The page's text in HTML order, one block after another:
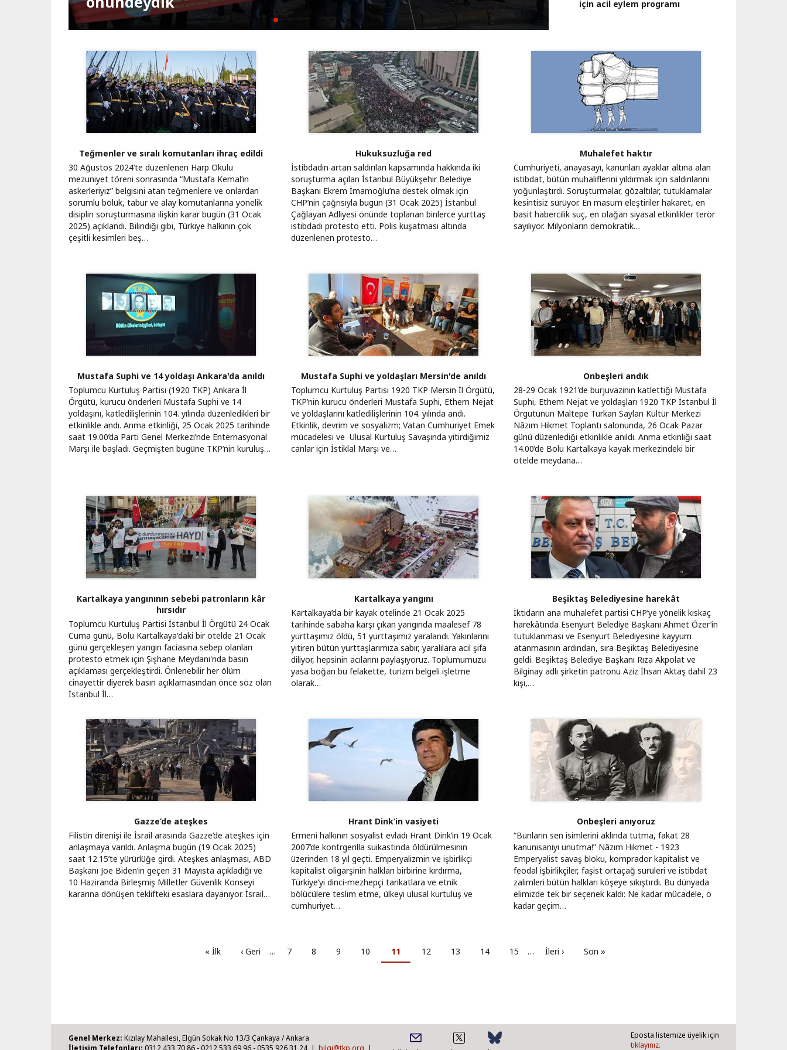
için acil eylem programı
Teğmenler ve sıralı komutanları ihraç edildi
30 Ağustos 2024’te düzenlenen Harp Okulu
mezuniyet töreni sonrasında “Mustafa Kemal’in
askerleriyiz” belgisini atan teğmenlere ve onlardan
sorumlu bölük, tabur ve alay komutanlarına yönelik
disiplin soruşturmasına ilişkin karar bugün (31 Ocak
2025) açıklandı. Bilindiği gibi, Türkiye halkının çok
çeşitli kesimleri beş…
Hukuksuzluğa red
İstibdadın artan saldırıları kapsamında hakkında iki
soruşturma açılan İstanbul Büyükşehir Belediye
Başkanı Ekrem İmamoğlu’na destek olmak için
CHP’nin çağrısıyla bugün (31 Ocak 2025) İstanbul
Çağlayan Adliyesi önünde toplanan binlerce yurttaş
istibdadı protesto etti. Polis kuşatması altında
düzenlenen protesto…
Muhalefet haktır
Cumhuriyeti, anayasayı, kanunları ayaklar altına alan
istibdat, bütün muhaliflerini yıldırmak için saldırılarını
yoğunlaştırdı. Soruşturmalar, gözaltılar, tutuklamalar
kesintisiz sürüyor. En masum eleştiriler hakaret, en
basit habercilik suç, en olağan siyasal etkinlikler terör
sayılıyor. Milyonların demokratik…
Mustafa Suphi ve 14 yoldaşı Ankara'da anıldı
Toplumcu Kurtuluş Partisi (1920 TKP) Ankara İl
Örgütü, kurucu önderleri Mustafa Suphi ve 14
yoldaşını, katledilişlerinin 104. yılında düzenledikleri bir
etkinlikle andı. Anma etkinliği, 25 Ocak 2025 tarihinde
saat 19.00’da Parti Genel Merkezi’nde Enternasyonal
Marşı ile başladı. Geçmişten bugüne TKP’nin kuruluş…
Mustafa Suphi ve yoldaşları Mersin'de anıldı
Toplumcu Kurtuluş Partisi 1920 TKP Mersin İl Örgütü,
TKP’nin kurucu önderleri Mustafa Suphi, Ethem Nejat
ve yoldaşlarını katledilişlerinin 104. yılında andı.
Etkinlik, devrim ve sosyalizm; Vatan Cumhuriyet Emek
mücadelesi ve Ulusal Kurtuluş Savaşında yitirdiğimiz
canlar için İstiklal Marşı ve…
Onbeşleri andık
28-29 Ocak 1921’de burjuvazinin katlettiği Mustafa
Suphi, Ethem Nejat ve yoldaşları 1920 TKP İstanbul İl
Örgütünün Maltepe Türkan Saylan Kültür Merkezi
Nâzım Hikmet Toplantı salonunda, 26 Ocak Pazar
günü düzenlediği etkinlikle anıldı. Anma etkinliği saat
14.00’de Bolu Kartalkaya kayak merkezindeki bir
otelde meydana…
Kartalkaya yangınının sebebi patronların kâr
hırsıdır
Toplumcu Kurtuluş Partisi İstanbul İl Örgütü 24 Ocak
Cuma günü, Bolu Kartalkaya'daki bir otelde 21 Ocak
günü gerçekleşen yangın faciasına sebep olanları
protesto etmek için Şişhane Meydanı'nda basın
açıklaması gerçekleştirdi. Önlenebilir her ölüm
cinayettir diyerek basın açıklamasından önce söz olan
İstanbul İl…
Kartalkaya yangını
Kartalkaya’da bir kayak otelinde 21 Ocak 2025
tarihinde sabaha karşı çıkan yangında maalesef 78
yurttaşımız öldü, 51 yurttaşımız yaralandı. Yakınlarını
yitiren bütün yurttaşlarımıza sabır, yaralılara acil şifa
diliyor, hepsinin acılarını paylaşıyoruz. Toplumumuzu
yasa boğan bu felakette, turizm belgeli işletme
olarak…
Beşiktaş Belediyesine harekât
İktidarın ana muhalefet partisi CHP’ye yönelik kıskaç
harekâtında Esenyurt Belediye Başkanı Ahmet Özer’in
tutuklanması ve Esenyurt Belediyesine kayyum
atanmasının ardından, sıra Beşiktaş Belediyesine
geldi. Beşiktaş Belediye Başkanı Rıza Akpolat ve
Bilginay adlı şirketin patronu Aziz İhsan Aktaş dahil 23
kişi,…
Gazze’de ateşkes
Filistin direnişi ile İsrail arasında Gazze’de ateşkes için
anlaşmaya varıldı. Anlaşma bugün (19 Ocak 2025)
saat 12.15’te yürürlüğe girdi. Ateşkes anlaşması, ABD
Başkanı Joe Biden’in geçen 31 Mayısta açıkladığı ve
10 Haziranda Birleşmiş Milletler Güvenlik Konseyi
kararına dönüşen teklifteki esaslara dayanıyor. İsrail…
Hrant Dink’in vasiyeti
Ermeni halkının sosyalist evladı Hrant Dink’in 19 Ocak
2007’de kontrgerilla suikastında öldürülmesinin
üzerinden 18 yıl geçti. Emperyalizmin ve işbirlikçi
kapitalist oligarşinin halkları birbirine kırdırma,
Türkiye’yi dinci-mezhepçi tarikatlara ve etnik
bölücülere teslim etme, ülkeyi ulusal kurtuluş ve
cumhuriyet…
Onbeşleri anıyoruz
“Bunların sen isimlerini aklında tutma, fakat 28
kanunisaniyi unutma!” Nâzım Hikmet - 1923
Emperyalist savaş bloku, komprador kapitalist ve
feodal işbirlikçiler, faşist ortaçağ sürüleri ve istibdat
zalimleri bütün halkları köşeye sıkıştırdı. Bu dünyada
elimizde tek bir seçenek kaldı: Ne kadar mücadele, o
kadar geçim…
Sayfalama
İlk
« İlk Önceki
‹ Geri … Sayfa
7 Sayfa
8 Sayfa
9 Sayfa
10 Şu
an
11 Sayfa
12 Sayfa
13 Sayfa
14 Sayfa
15 … Sonraki
İleri › Son
Son »
Genel Merkez: Kızılay Mahallesi, Elgün Sokak No 13/3 Çankaya / Ankara
İletişim Telefonları: 0312 433 70 86 - 0212 533 69 96 - 0535 926 31 24 | bilgi@tkp.org |
Eposta listemize üyelik için
tıklayınız.